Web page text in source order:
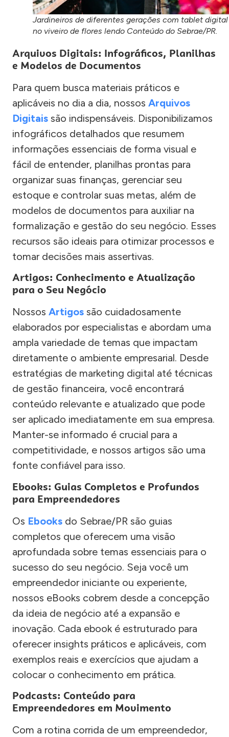
Jardineiros de diferentes gerações com tablet digital
no viveiro de flores lendo Conteúdo do Sebrae/PR.
Arquivos Digitais: Infográficos, Planilhas
e Modelos de Documentos
Para quem busca materiais práticos e
aplicáveis no dia a dia, nossos Arquivos
Digitais são indispensáveis. Disponibilizamos
infográficos detalhados que resumem
informações essenciais de forma visual e
fácil de entender, planilhas prontas para
organizar suas finanças, gerenciar seu
estoque e controlar suas metas, além de
modelos de documentos para auxiliar na
formalização e gestão do seu negócio. Esses
recursos são ideais para otimizar processos e
tomar decisões mais assertivas.
Artigos: Conhecimento e Atualização
para o Seu Negócio
Nossos Artigos são cuidadosamente
elaborados por especialistas e abordam uma
ampla variedade de temas que impactam
diretamente o ambiente empresarial. Desde
estratégias de marketing digital até técnicas
de gestão financeira, você encontrará
conteúdo relevante e atualizado que pode
ser aplicado imediatamente em sua empresa.
Manter-se informado é crucial para a
competitividade, e nossos artigos são uma
fonte confiável para isso.
Ebooks: Guias Completos e Profundos
para Empreendedores
Os Ebooks do Sebrae/PR são guias
completos que oferecem uma visão
aprofundada sobre temas essenciais para o
sucesso do seu negócio. Seja você um
empreendedor iniciante ou experiente,
nossos eBooks cobrem desde a concepção
da ideia de negócio até a expansão e
inovação. Cada ebook é estruturado para
oferecer insights práticos e aplicáveis, com
exemplos reais e exercícios que ajudam a
colocar o conhecimento em prática.
Podcasts: Conteúdo para
Empreendedores em Movimento
Com a rotina corrida de um empreendedor,